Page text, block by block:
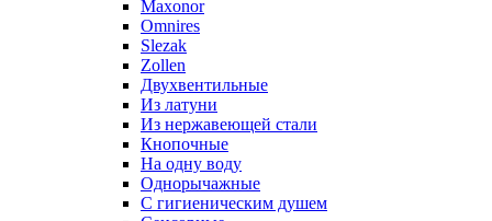
Maxonor
Omnires
Slezak
Zollen
Двухвентильные
Из латуни
Из нержавеющей стали
Кнопочные
На одну воду
Однорычажные
С гигиеническим душем